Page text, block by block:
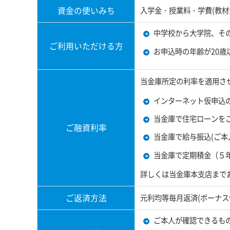
法人・
かしんのご案内 採用の
かしん インターネット支店
資金の使いみち 入学金・授業料・学費(教
ご利用いただける方
中学校から大学院、そ
お申込時の年齢が20
ご融資利率
当金庫所定の利率を適用
インターネット仮申
当金庫で住宅ローン
当金庫で給与振込(ご
当金庫で定期積金（
詳しくは当金庫本支店まで
ご返済方法 元利均等毎月返済(ボーナ
ご本人が確認できるも